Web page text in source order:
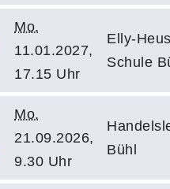
Mo.
11.01.2027,
17.15 Uhr
Elly-
Schule
Mo.
21.09.2026,
9.30 Uhr
Bühl